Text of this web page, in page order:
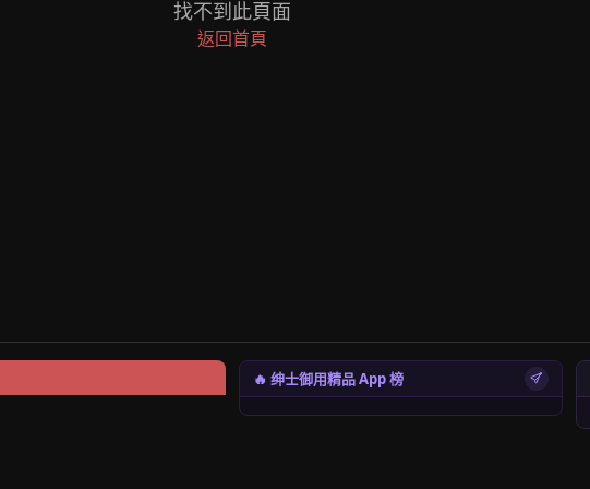
找不到此頁面
返回首頁
🔥 绅士御用精品 App 榜